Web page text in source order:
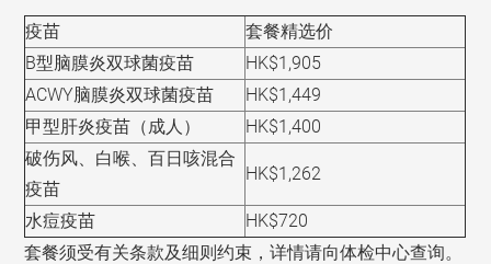
疫苗
套餐精选价
B型脑膜炎双球菌疫苗
HK$1,905
ACWY脑膜炎双球菌疫苗
HK$1,449
甲型肝炎疫苗（成人）
HK$1,400
破伤风、白喉、百日咳混合
疫苗
HK$1,262
水痘疫苗
HK$720
套餐须受有关条款及细则约束，详情请向体检中心查询。